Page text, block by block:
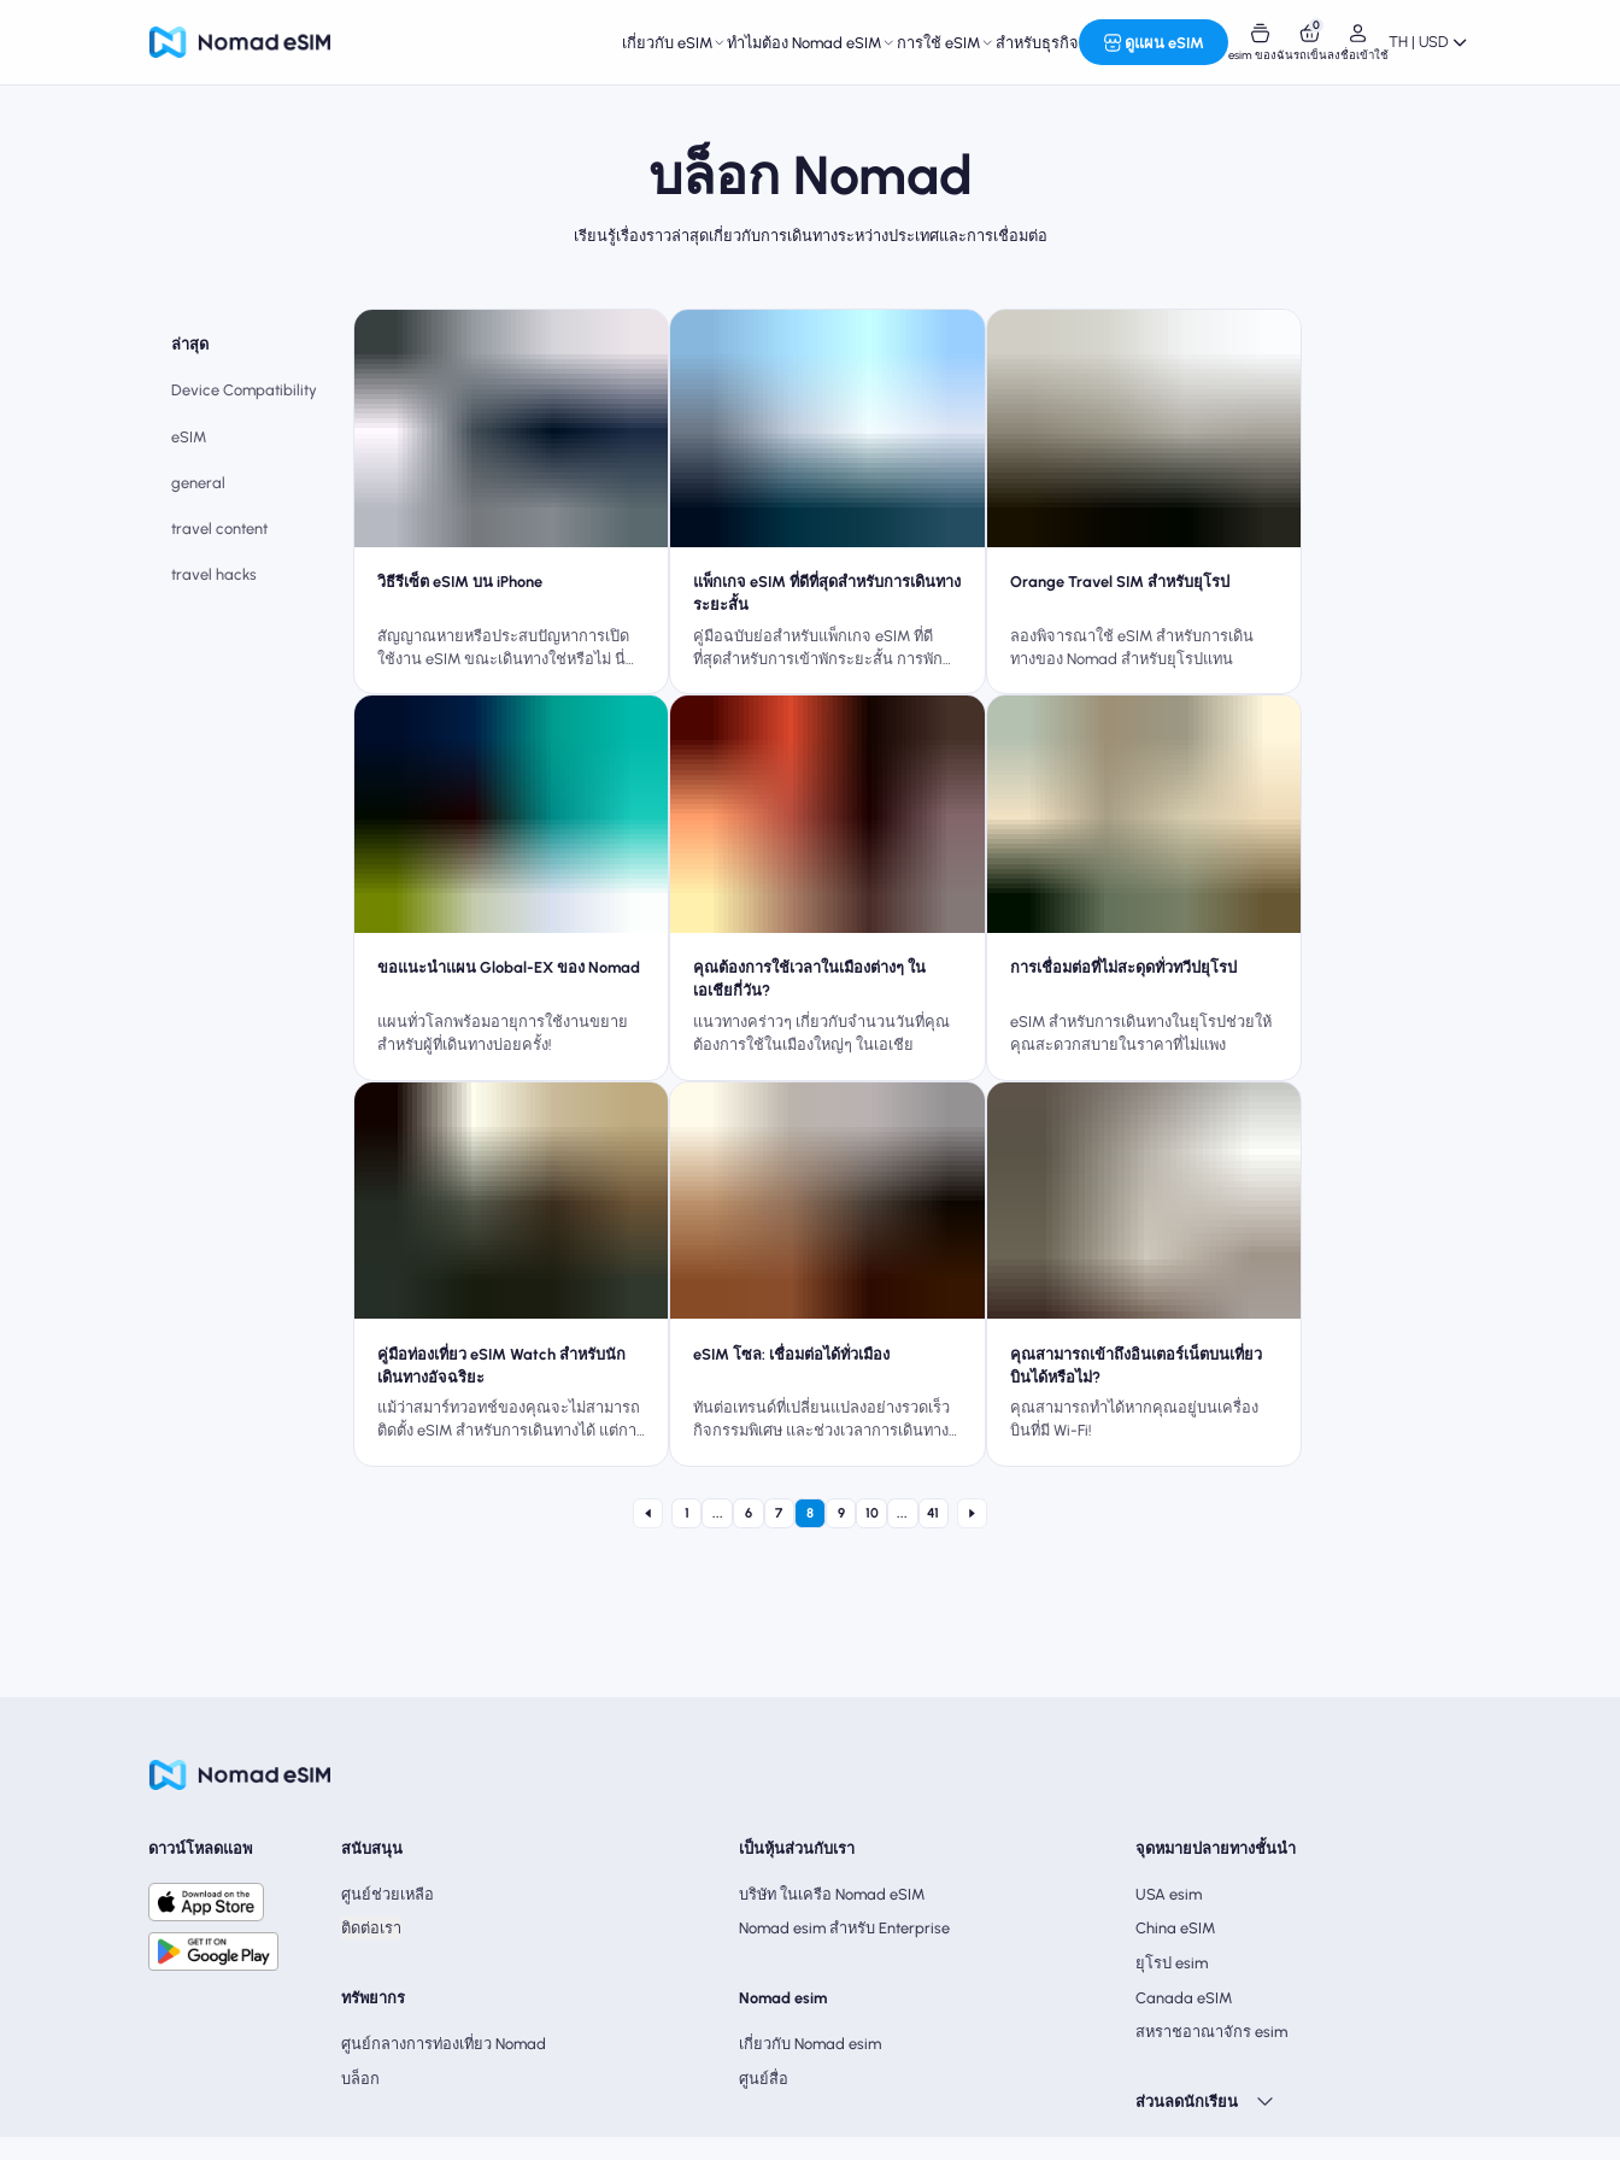
เกี่ยวกับ eSIM ทำไมต้อง Nomad eSIM การใช้ eSIM สำหรับธุรกิจ ดูแผน eSIM
esim ของฉัน
0
รถเข็นลงชื่อเข้าใช้
TH | USD
บล็อก Nomad
เรียนรู้เรื่องราวล่าสุดเกี่ยวกับการเดินทางระหว่างประเทศและการเชื่อมต่อ
ล่าสุด
Device Compatibility
eSIM
general
travel content
travel hacks วิธีรีเซ็ต eSIM บน iPhone
สัญญาณหายหรือประสบปัญหาการเปิด
ใช้งาน eSIM ขณะเดินทางใช่หรือไม่ นี่
แพ็กเกจ eSIM ที่ดีที่สุดสำหรับการเดินทาง
ระยะสั้น
คู่มือฉบับย่อสำหรับแพ็กเกจ eSIM ที่ดี
ที่สุดสำหรับการเข้าพักระยะสั้น การพัก
Orange Travel SIM สำหรับยุโรป
ลองพิจารณาใช้ eSIM สำหรับการเดิน
ทางของ Nomad สำหรับยุโรปแทน
ขอแนะนำแผน Global-EX ของ Nomad
แผนทั่วโลกพร้อมอายุการใช้งานขยาย
สำหรับผู้ที่เดินทางบ่อยครั้ง!
คุณต้องการใช้เวลาในเมืองต่างๆ ใน
เอเชียกี่วัน?
แนวทางคร่าวๆ เกี่ยวกับจำนวนวันที่คุณ
ต้องการใช้ในเมืองใหญ่ๆ ในเอเชีย
การเชื่อมต่อที่ไม่สะดุดทั่วทวีปยุโรป
eSIM สำหรับการเดินทางในยุโรปช่วยให้
คุณสะดวกสบายในราคาที่ไม่แพง
คู่มือท่องเที่ยว eSIM Watch สำหรับนัก
เดินทางอัจฉริยะ
แม้ว่าสมาร์ทวอทช์ของคุณจะไม่สามารถ
ติดตั้ง eSIM สำหรับการเดินทางได้ แต่การ
eSIM โซล: เชื่อมต่อได้ทั่วเมือง
ทันต่อเทรนด์ที่เปลี่ยนแปลงอย่างรวดเร็ว
กิจกรรมพิเศษ และช่วงเวลาการเดินทาง
คุณสามารถเข้าถึงอินเตอร์เน็ตบนเที่ยว
บินได้หรือไม่?
คุณสามารถทำได้หากคุณอยู่บนเครื่อง
บินที่มี Wi-Fi!
1 ... 6 7 8 9 10 ... 41
ดาวน์โหลดแอพ สนับสนุน
ศูนย์ช่วยเหลือ
ติดต่อเรา
ทรัพยากร
ศูนย์กลางการท่องเที่ยว Nomad
บล็อก
เป็นหุ้นส่วนกับเรา
บริษัท ในเครือ Nomad eSIM
Nomad esim สำหรับ Enterprise
Nomad esim
เกี่ยวกับ Nomad esim
ศูนย์สื่อ
จุดหมายปลายทางชั้นนำ
USA esim
China eSIM
ยุโรป esim
Canada eSIM
สหราชอาณาจักร esim
ส่วนลดนักเรียน